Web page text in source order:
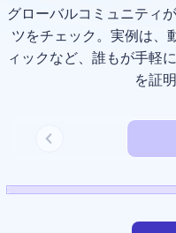
グローバルコミュニティ
ツをチェック。実例は、
ィックなど、誰もが手軽
を証